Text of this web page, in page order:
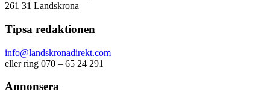
261 31 Landskrona
Tipsa redaktionen
info@landskronadirekt.com
eller ring 070 – 65 24 291
Annonsera